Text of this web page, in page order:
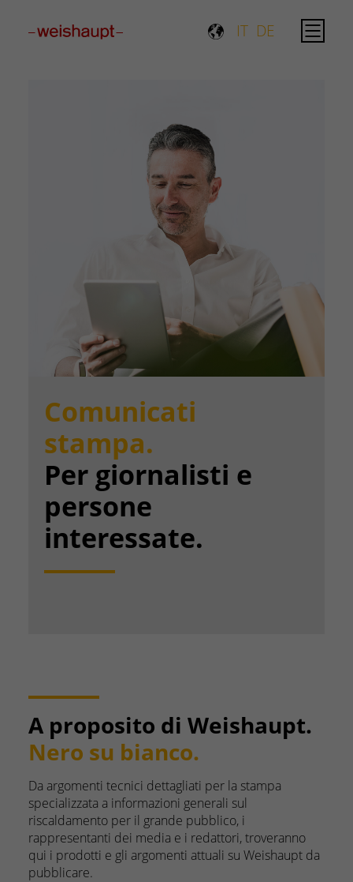
IT DE
Comunicati
stampa.
Per giornalisti e
persone
interessate.
A proposito di Weishaupt.
Nero su bianco.
Da argomenti tecnici dettagliati per la stampa
specializzata a informazioni generali sul
riscaldamento per il grande pubblico, i
rappresentanti dei media e i redattori, troveranno
qui i prodotti e gli argomenti attuali su Weishaupt da
pubblicare.